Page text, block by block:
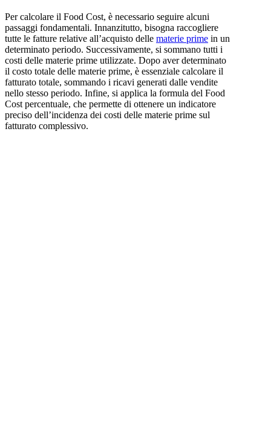
Per calcolare il Food Cost, è necessario seguire alcuni
passaggi fondamentali. Innanzitutto, bisogna raccogliere
tutte le fatture relative all’acquisto delle materie prime in un
determinato periodo. Successivamente, si sommano tutti i
costi delle materie prime utilizzate. Dopo aver determinato
il costo totale delle materie prime, è essenziale calcolare il
fatturato totale, sommando i ricavi generati dalle vendite
nello stesso periodo. Infine, si applica la formula del Food
Cost percentuale, che permette di ottenere un indicatore
preciso dell’incidenza dei costi delle materie prime sul
fatturato complessivo.